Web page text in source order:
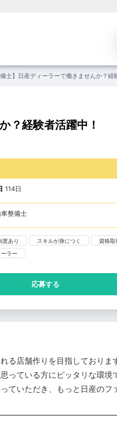
士】日産ディーラーで働きませんか？経
？経験者活躍中！
114日
整備士
度あり スキルが身につく 資格取
ラー
応募する
る店舗作りを目指しておりま
っている方にピッタリな環境
いただき、もっと日産のフ